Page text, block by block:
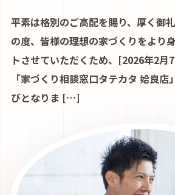
平素は格別のご高配を賜り、厚く御
の度、皆様の理想の家づくりをより
トさせていただくため、[2026年2月
「家づくり相談窓口タテカタ 姶良
びとなりま […]